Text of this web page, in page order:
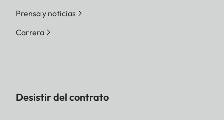
Prensa y noticias
Carrera
Desistir del contrato